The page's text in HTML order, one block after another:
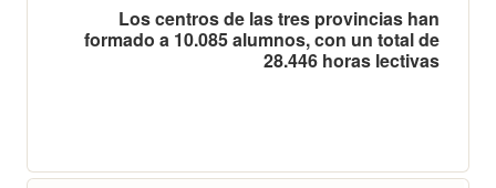
Los centros de las tres provincias han
formado a 10.085 alumnos, con un total de
28.446 horas lectivas